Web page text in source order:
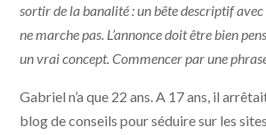
sortir de la banalité : un bête descriptif avec
ne marche pas. L’annonce doit être bien
un vrai concept. Commencer par une
Gabriel n’a que 22 ans. A 17 ans, il
blog de conseils pour séduire sur les